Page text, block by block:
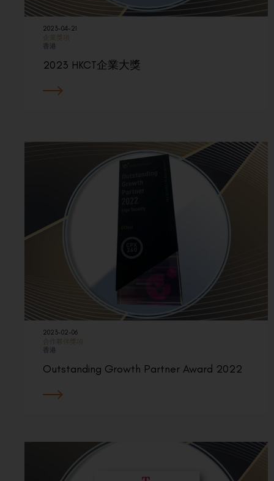
2023-04-21
企業獎項
香港
2023 HKCT企業大獎
2023-02-06
合作夥伴獎項
香港
Outstanding Growth Partner Award 2022